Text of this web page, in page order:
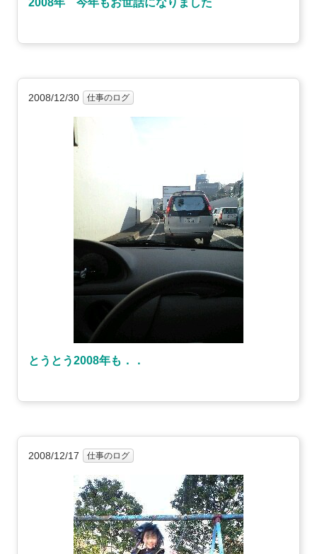
2008年 今年もお世話になりました
2008/12/30 仕事のログ
とうとう2008年も．．
2008/12/17 仕事のログ